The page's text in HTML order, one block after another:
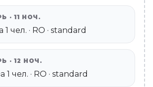
· 11 НОЧ.
1 чел. · RO · standard
· 12 НОЧ.
1 чел. · RO · standard